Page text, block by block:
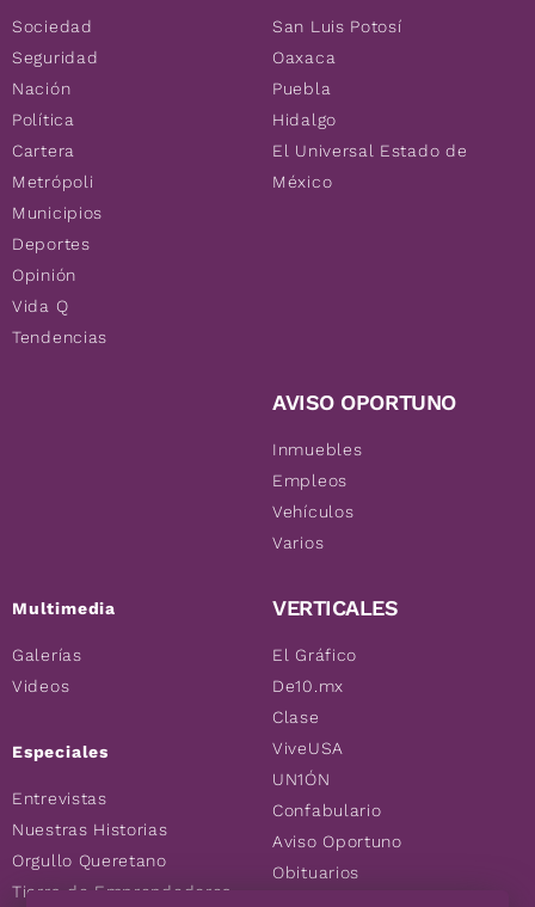
Sociedad
Seguridad
Nación
Política
Cartera
Metrópoli
Municipios
Deportes
Opinión
Vida Q
Tendencias
Multimedia
Galerías
Videos
Especiales
Entrevistas
Nuestras Historias
Orgullo Queretano
Tierra de Emprendedores
San Luis Potosí
Oaxaca
Puebla
Hidalgo
El Universal Estado de
México
AVISO OPORTUNO
Inmuebles
Empleos
Vehículos
Varios
VERTICALES
El Gráfico
De10.mx
Clase
ViveUSA
UN1ÓN
Confabulario
Aviso Oportuno
Obituarios